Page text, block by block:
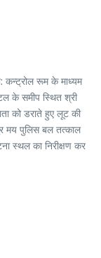
कन्ट्रोल रूम के माध्यम
के समीप स्थित श्री
को डराते हुए लूट की
मय पुलिस बल तत्काल
स्थल का निरीक्षण कर